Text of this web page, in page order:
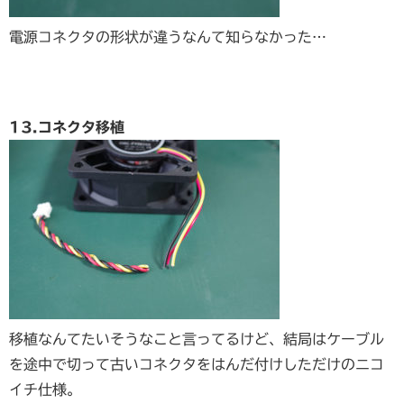
電源コネクタの形状が違うなんて知らなかった…
13.コネクタ移植
移植なんてたいそうなこと言ってるけど、結局はケーブル
を途中で切って古いコネクタをはんだ付けしただけのニコ
イチ仕様。